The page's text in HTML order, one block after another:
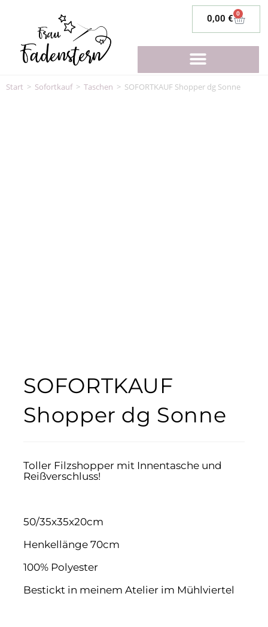
0,00 € 0
Start > Sofortkauf > Taschen > SOFORTKAUF Shopper dg Sonne
SOFORTKAUF
Shopper dg Sonne
Toller Filzshopper mit Innentasche und
Reißverschluss!
50/35x35x20cm
Henkellänge 70cm
100% Polyester
Bestickt in meinem Atelier im Mühlviertel